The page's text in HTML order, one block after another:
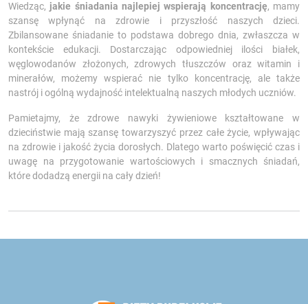
Wiedząc, jakie śniadania najlepiej wspierają koncentrację, mamy
szansę wpłynąć na zdrowie i przyszłość naszych dzieci.
Zbilansowane śniadanie to podstawa dobrego dnia, zwłaszcza w
kontekście edukacji. Dostarczając odpowiedniej ilości białek,
węglowodanów złożonych, zdrowych tłuszczów oraz witamin i
minerałów, możemy wspierać nie tylko koncentrację, ale także
nastrój i ogólną wydajność intelektualną naszych młodych uczniów.
Pamietajmy, że zdrowe nawyki żywieniowe kształtowane w
dzieciństwie mają szansę towarzyszyć przez całe życie, wpływając
na zdrowie i jakość życia dorosłych. Dlatego warto poświęcić czas i
uwagę na przygotowanie wartościowych i smacznych śniadań,
które dodadzą energii na cały dzień!